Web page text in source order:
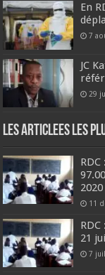
En
7
JC
29
Les Articlees les
2020
11
21
7